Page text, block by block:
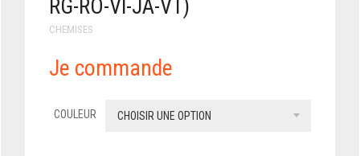
RG-RO-VI-JA-VT)
CHEMISES
Je commande
COULEUR CHOISIR UNE OPTION